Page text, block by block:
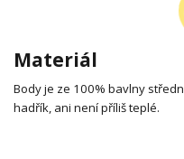
Materiál
Body je ze 100% bavlny
hadřík, ani není příliš teplé.